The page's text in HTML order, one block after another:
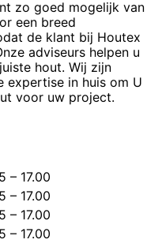
zo goed mogelijk van
een breed
de klant bij Houtex
adviseurs helpen u
hout. Wij zijn
expertise in huis om U
voor uw project.
– 17.00
– 17.00
– 17.00
– 17.00